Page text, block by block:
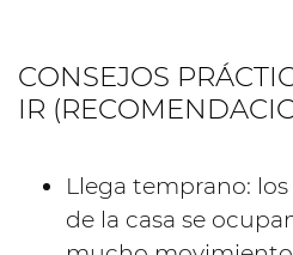
CONSEJOS
IR
Llega temprano:
de la casa se